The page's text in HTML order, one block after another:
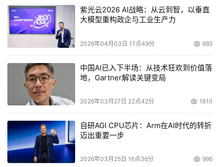
戏都够用了。在未来十年中，埃文斯预测家庭网速还会提高
300万倍。
尽管多数行业把重点都集中在40G和100G上，但是整个全
新模式的网络也正在创建当中。Vint Cerf探讨了用来构建
行星间网络所需的最新协议，这种网络不会受到延迟的干扰
就能超远距离的传输数据。埃文斯强调说，使用激光的兆兆
位网络正在研发当中。早期的工作主要围绕一种名为“量子
网络”的概念，这种网络模式是以量子物理学为基础的。这
种量子纠缠的理论是指两个粒子在被任何距离分离开来后会
发生远距离感应，当一个粒子发生变化时，另一个粒子也立
即发生变化。量子网络可能会在未来十年能投入使用。
紫光云2026 AI战略：从云到智，以垂直
大模型重构政企与工业生产力
2026年04月03日 17点49分 685
中国AI已入下半场：从技术狂欢到价值落
地，Gartner解读关键变局
2026年03月27日 22点42分 1610
自研AGI CPU芯片：Arm在AI时代的转折
迈出重要一步
2026年03月25日 16点36分 996